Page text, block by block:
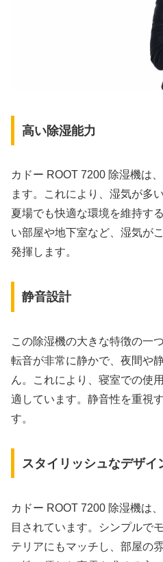
高い除湿能力
カドー ROOT 7200 除湿機は
ます。これにより、湿気が多
夏場でも快適な環境を維持す
い部屋や地下室など、湿気が
発揮します。
静音設計
この除湿機の大きな特徴の一
転音が非常に静かで、夜間や
ん。これにより、寝室での使
適しています。静音性を重視
す。
スタイリッシュなデザイ
カドー ROOT 7200 除湿機は
目されています。シンプルで
テリアにもマッチし、部屋の